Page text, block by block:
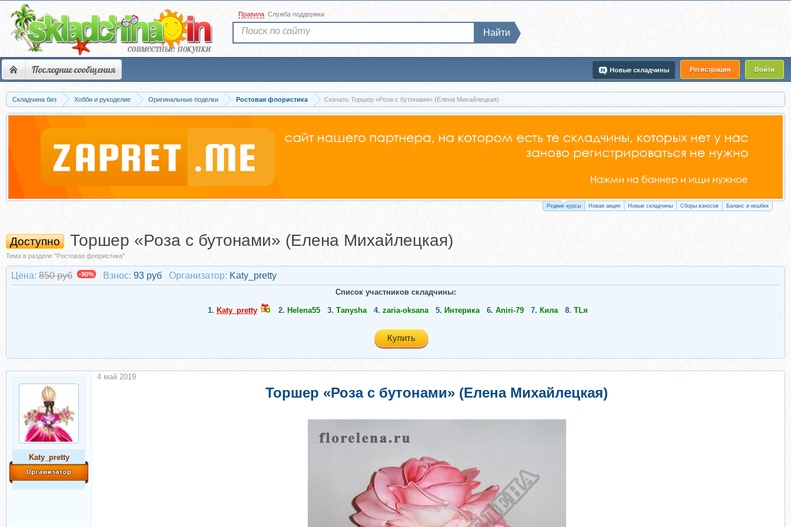
Последние сообщения Регистрация Войти
Новые складчины
Правила Служба поддержки
Найти
Складчина биз Хобби и рукоделие Оригинальные поделки Ростовая флористика Скачать Торшер «Роза с бутонами» (Елена Михайлецкая)
Редкие курсы Новая акция Новые складчины Сборы взносов Баланс и кешбек
Доступно Торшер «Роза с бутонами» (Елена Михайлецкая)
Тема в разделе "Ростовая флористика"
Цена: 850 руб -90% Взнос: 93 руб Организатор: Katy_pretty
Список участников складчины:
1. Katy_pretty 2. Helena55 3. Таnysha 4. zaria-oksana 5. Интерика 6. Aniri-79 7. Кила 8. TLя
Купить
Katy_pretty
Торшер «Роза с бутонами» (Елена Михайлецкая)
4 май 2019